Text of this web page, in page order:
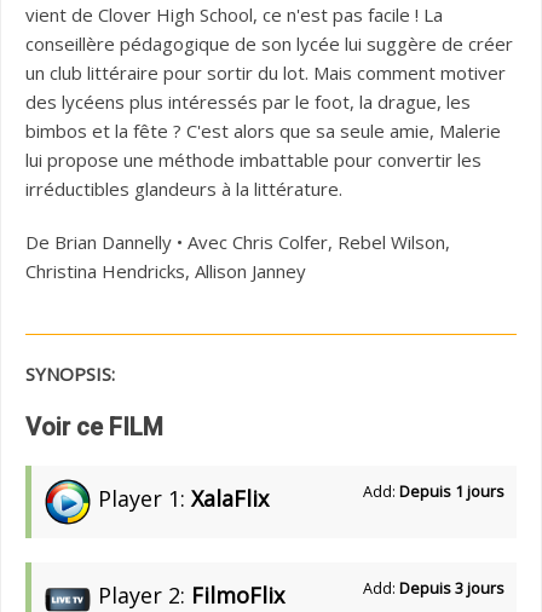
vient de Clover High School, ce n'est pas facile ! La
conseillère pédagogique de son lycée lui suggère de créer
un club littéraire pour sortir du lot. Mais comment motiver
des lycéens plus intéressés par le foot, la drague, les
bimbos et la fête ? C'est alors que sa seule amie, Malerie
lui propose une méthode imbattable pour convertir les
irréductibles glandeurs à la littérature.
De Brian Dannelly • Avec Chris Colfer, Rebel Wilson,
Christina Hendricks, Allison Janney
SYNOPSIS:
Voir ce FILM
Player 1: XalaFlix Add: Depuis 1 jours
Player 2: FilmoFlix Add: Depuis 3 jours